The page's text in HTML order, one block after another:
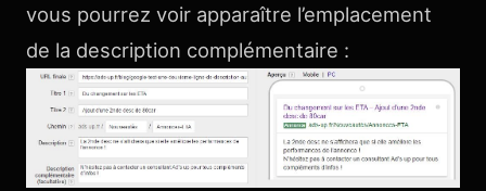
vous pourrez voir apparaître l’emplacement
de la description complémentaire :